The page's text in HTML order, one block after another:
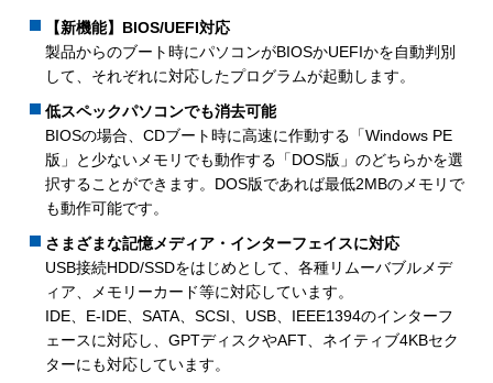
【新機能】BIOS/UEFI対応
製品からのブート時にパソコンがBIOSかUEFIかを自動判別
して、それぞれに対応したプログラムが起動します。
低スペックパソコンでも消去可能
BIOSの場合、CDブート時に高速に作動する「Windows PE
版」と少ないメモリでも動作する「DOS版」のどちらかを選
択することができます。DOS版であれば最低2MBのメモリで
も動作可能です。
さまざまな記憶メディア・インターフェイスに対応
USB接続HDD/SSDをはじめとして、各種リムーバブルメデ
ィア、メモリーカード等に対応しています。
IDE、E-IDE、SATA、SCSI、USB、IEEE1394のインターフ
ェースに対応し、GPTディスクやAFT、ネイティブ4KBセク
ターにも対応しています。